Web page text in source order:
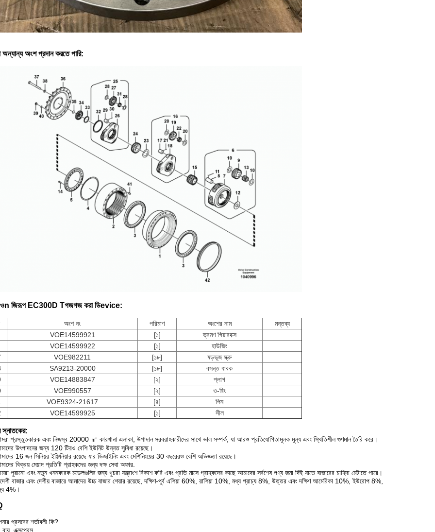
অংশ প্রদান করতে পারি:
ওn জিরূপ EC300D Tগজগজ করাডিevice:
অংশ নং পরিমাণ অংশের নাম
মন্তব্য
VOE14599921
[১]
ভ্রমণ গিয়ারবক্স
VOE14599922
[১]
হাউজিং
VOE982211 [১৮]
ষড়ভূজ স্ক্রু
SA9213-20000 [১৮]
বসন্ত ধাবক
VOE14883847 [২]
প্লাগ
VOE990557 [২]
ও-রিং
VOE9324-21617 [৪]
পিন
VOE14599925 [১] সীল
স্নাতকের:
প্রস্তুতকারক এবং নিজস্ব 20000 ㎡ কারখানা এলাকা, উপাদান সরবরাহকারীদের সাথে ভাল সম্পর্ক, যা আরও প্রতিযোগিতামূলক মূল্য এবং স্থিতিশীল গুণমান তৈরি করে।
উৎপাদনের জন্য 120 টিরও বেশি ইউনিট উন্নত সুবিধা রয়েছে।
16 জন সিনিয়র ইঞ্জিনিয়ার রয়েছে যার ডিজাইনিং এবং মেশিনিংয়ের 30 বছরেরও বেশি অভিজ্ঞতা রয়েছে।
বিক্রয় মেয়াদ প্রতিটি গ্রাহকদের জন্য দক্ষ সেবা অফার.
পুরানো এবং নতুন খননকারক মডেলগুলির জন্য খুচরা যন্ত্রাংশ বিকাশ করি এবং প্রতি মাসে গ্রাহকদের কাছে আমাদের সর্বশেষ পণ্য জমা দিই যাতে বাজারের চাহিদা মেটাতে পারে।
বাজার এবং দেশীয় বাজারে আমাদের উচ্চ বাজার শেয়ার রয়েছে, দক্ষিণ-পূর্ব এশিয়া 60%, রাশিয়া 10%, মধ্য প্রাচ্য 8%, উত্তর এবং দক্ষিণ আমেরিকা 10%, ইউরোপ 8%,
4%।
প্রসবের শর্তাবলী কি?
এক্সপ্রেস